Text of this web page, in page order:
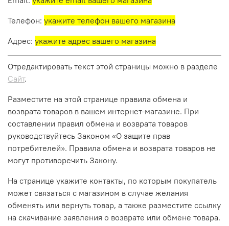
Телефон: укажите телефон вашего магазина
Адрес: укажите адрес вашего магазина
Отредактировать текст этой страницы можно в разделе
Сайт.
Разместите на этой странице правила обмена и
возврата товаров в вашем интернет-магазине. При
составлении правил обмена и возврата товаров
руководствуйтесь Законом «О защите прав
потребителей». Правила обмена и возврата товаров не
могут противоречить Закону.
На странице укажите контакты, по которым покупатель
может связаться с магазином в случае желания
обменять или вернуть товар, а также разместите ссылку
на скачивание заявления о возврате или обмене товара.